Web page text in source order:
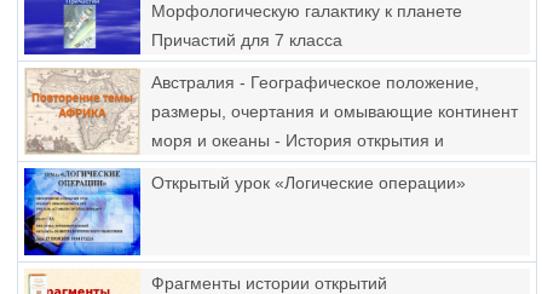
Морфологическую галактику к планете
Причастий для 7 класса
Австралия - Географическое положение,
размеры, очертания и омывающие континент
моря и океаны - История открытия и
Открытый урок «Логические операции»
Фрагменты истории открытий